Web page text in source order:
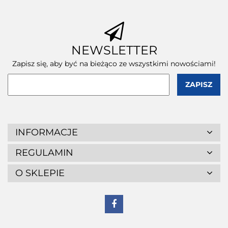
NEWSLETTER
Zapisz się, aby być na bieżąco ze wszystkimi nowościami!
INFORMACJE
REGULAMIN
O SKLEPIE